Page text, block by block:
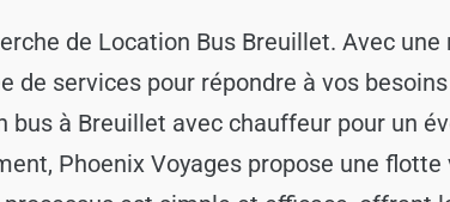
de Location Bus Breuillet. Avec
services pour répondre à vos
à Breuillet avec chauffeur pour un
Phoenix Voyages propose une